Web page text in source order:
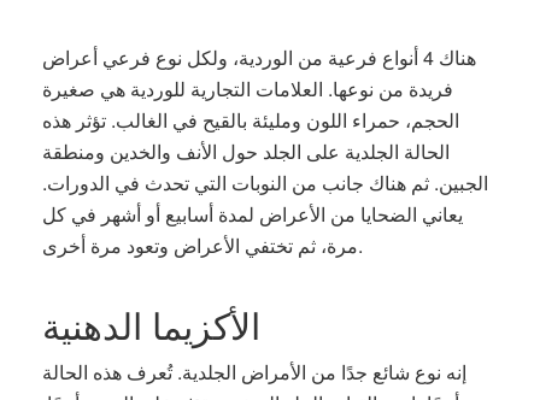
هناك 4 أنواع فرعية من الوردية، ولكل نوع فرعي أعراض
فريدة من نوعها. العلامات التجارية للوردية هي صغيرة
الحجم، حمراء اللون ومليئة بالقيح في الغالب. تؤثر هذه
الحالة الجلدية على الجلد حول الأنف والخدين ومنطقة
الجبين. ثم هناك جانب من النوبات التي تحدث في الدورات.
يعاني الضحايا من الأعراض لمدة أسابيع أو أشهر في كل
مرة، ثم تختفي الأعراض وتعود مرة أخرى.
الأكزيما الدهنية
إنه نوع شائع جدًا من الأمراض الجلدية. تُعرف هذه الحالة